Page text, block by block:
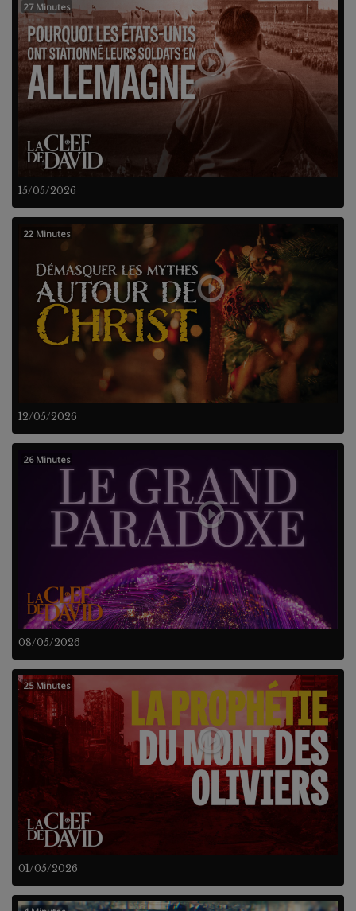
15/05/2026
27 Minutes
12/05/2026
22 Minutes
08/05/2026
26 Minutes
01/05/2026
25 Minutes